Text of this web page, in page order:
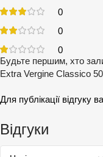
0
0
0
Відгуки
Будьте першим, хто
Extra Vergine Classico
Для публікації відгуку